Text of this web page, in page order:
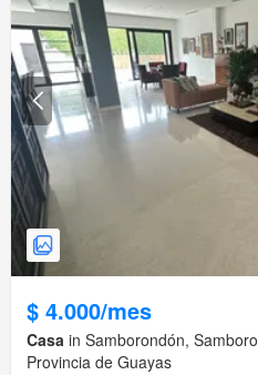
$ 4.000/mes
Casa in Samborondón,
Provincia de Guayas